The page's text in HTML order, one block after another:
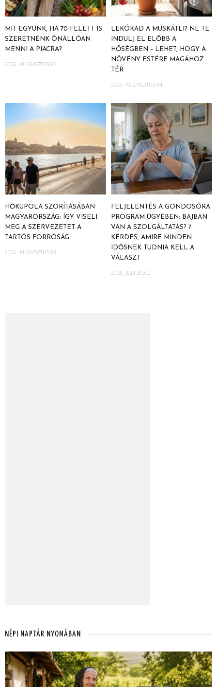
MIT EGYÜNK, HA 70 FELETT IS
SZERETNÉNK ÖNÁLLÓAN
MENNI A PIACRA?
2026. AUGUSZTUS 05.
LEKÓKAD A MUSKÁTLI? NE TE
INDULJ EL ELŐBB A
HŐSÉGBEN – LEHET, HOGY A
NÖVÉNY ESTÉRE MAGÁHOZ
TÉR
2026. AUGUSZTUS 04.
HŐKUPOLA SZORÍTÁSÁBAN
MAGYARORSZÁG: ÍGY VISELI
MEG A SZERVEZETET A
TARTÓS FORRÓSÁG
2026. AUGUSZTUS 03.
FELJELENTÉS A GONDOSÓRA
PROGRAM ÜGYÉBEN: BAJBAN
VAN A SZOLGÁLTATÁS? 7
KÉRDÉS, AMIRE MINDEN
IDŐSNEK TUDNIA KELL A
VÁLASZT
2026. JÚLIUS 30.
NÉPI NAPTÁR NYOMÁBAN